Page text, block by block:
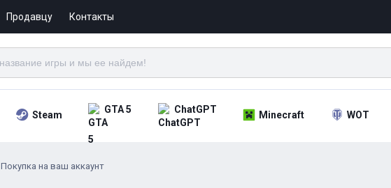
Продавцу Контакты
Steam GTA 5 ChatGPT Minecraft WOT
Покупка на ваш аккаунт